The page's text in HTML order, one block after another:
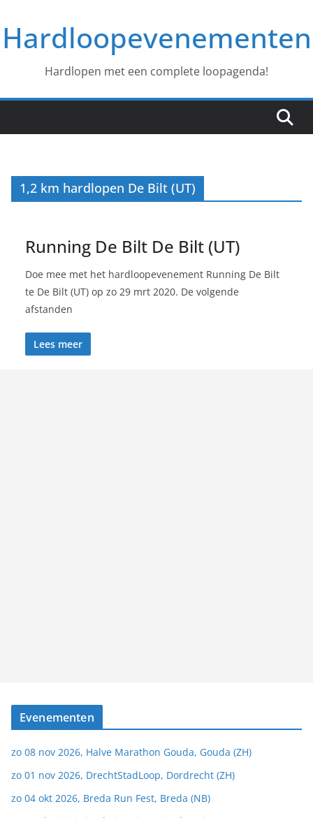
naar
deHardloopevenementen
Hardlopen met een complete loopagenda!
1,2 km hardlopen De Bilt (UT)
Running De Bilt De Bilt (UT)
Doe mee met het hardloopevenement Running De Bilt
te De Bilt (UT) op zo 29 mrt 2020. De volgende
afstanden
Lees meer
Evenementen
zo 08 nov 2026, Halve Marathon Gouda, Gouda (ZH)
zo 01 nov 2026, DrechtStadLoop, Dordrecht (ZH)
zo 04 okt 2026, Breda Run Fest, Breda (NB)